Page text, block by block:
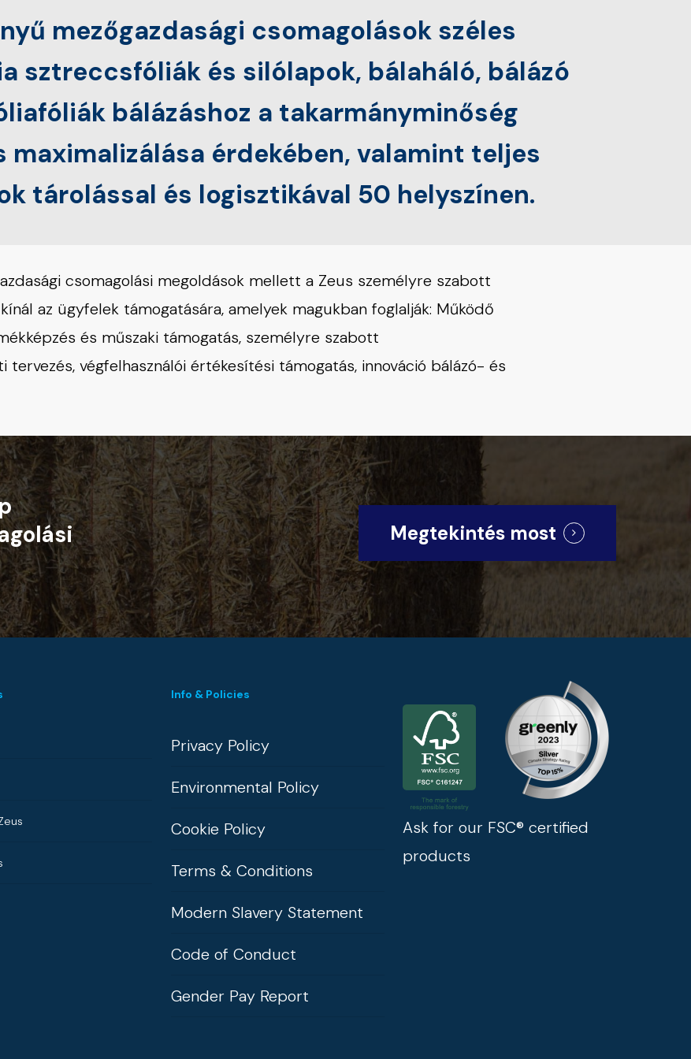
mezőgazdasági csomagolások széles
sztreccsfóliák és silólapok, bálaháló, bálázó
bálázáshoz a takarmányminőség
maximalizálása érdekében, valamint teljes
tárolással és logisztikával 50 helyszínen.
csomagolási megoldások mellett a Zeus személyre szabott
az ügyfelek támogatására, amelyek magukban foglalják: Működő
és műszaki támogatás, személyre szabott
végfelhasználói értékesítési támogatás, innováció bálázó- és
Megtekintés most
Info & Policies
Privacy Policy
Environmental Policy
Cookie Policy
Terms & Conditions
Modern Slavery Statement
Code of Conduct
Gender Pay Report
Ask for our FSC® certified
products